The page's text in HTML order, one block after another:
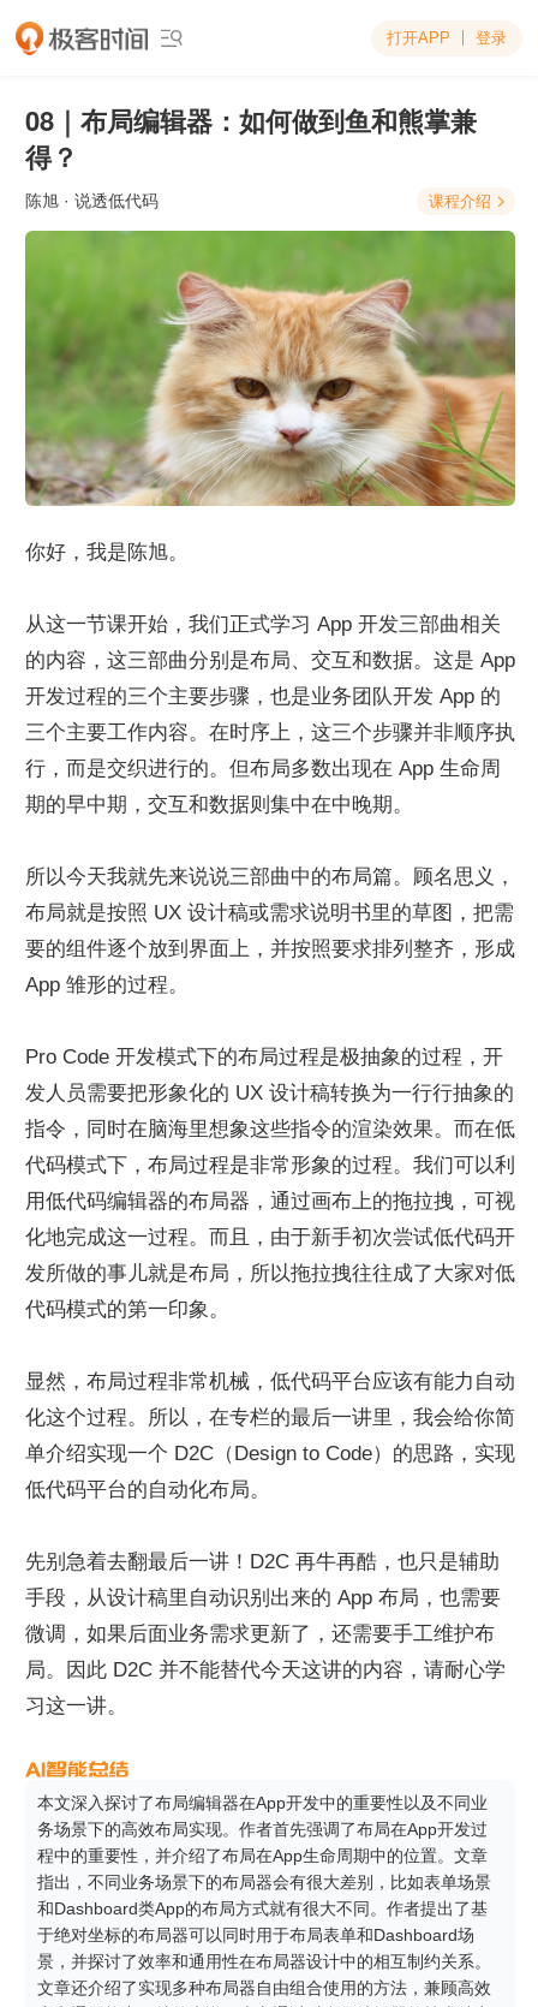
 打开APP 登录
08｜布局编辑器：如何做到鱼和熊掌兼
得？
陈旭 · 说透低代码 课程介绍 
你好，我是陈旭。
从这一节课开始，我们正式学习 App 开发三部曲相关
的内容，这三部曲分别是布局、交互和数据。这是 App
开发过程的三个主要步骤，也是业务团队开发 App 的
三个主要工作内容。在时序上，这三个步骤并非顺序执
行，而是交织进行的。但布局多数出现在 App 生命周
期的早中期，交互和数据则集中在中晚期。
所以今天我就先来说说三部曲中的布局篇。顾名思义，
布局就是按照 UX 设计稿或需求说明书里的草图，把需
要的组件逐个放到界面上，并按照要求排列整齐，形成
App 雏形的过程。
Pro Code 开发模式下的布局过程是极抽象的过程，开
发人员需要把形象化的 UX 设计稿转换为一行行抽象的
指令，同时在脑海里想象这些指令的渲染效果。而在低
代码模式下，布局过程是非常形象的过程。我们可以利
用低代码编辑器的布局器，通过画布上的拖拉拽，可视
化地完成这一过程。而且，由于新手初次尝试低代码开
发所做的事儿就是布局，所以拖拉拽往往成了大家对低
代码模式的第一印象。
显然，布局过程非常机械，低代码平台应该有能力自动
化这个过程。所以，在专栏的最后一讲里，我会给你简
单介绍实现一个 D2C（Design to Code）的思路，实现
低代码平台的自动化布局。
先别急着去翻最后一讲！D2C 再牛再酷，也只是辅助
手段，从设计稿里自动识别出来的 App 布局，也需要
微调，如果后面业务需求更新了，还需要手工维护布
局。因此 D2C 并不能替代今天这讲的内容，请耐心学
习这一讲。
本文深入探讨了布局编辑器在App开发中的重要性以及不同业
务场景下的高效布局实现。作者首先强调了布局在App开发过
程中的重要性，并介绍了布局在App生命周期中的位置。文章
指出，不同业务场景下的布局器会有很大差别，比如表单场景
和Dashboard类App的布局方式就有很大不同。作者提出了基
于绝对坐标的布局器可以同时用于布局表单和Dashboard场
景，并探讨了效率和通用性在布局器设计中的相互制约关系。
文章还介绍了实现多种布局器自由组合使用的方法，兼顾高效